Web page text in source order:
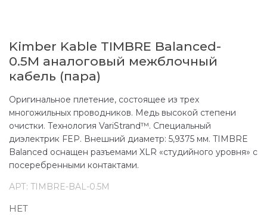
Kimber Kable TIMBRE Balanced-
0.5M аналоговый межблочный
кабель (пара)
Оригинальное плетение, состоящее из трех
многожильных проводников. Медь высокой степени
очистки. Технология VariStrand™. Специальный
диэлектрик FEP. Внешний диаметр: 5,9375 мм. TIMBRE
Balanced оснащен разъемами XLR «студийного уровня» с
посеребренными контактами.
АРТ: TIMBRE-BAL-0.5M
НЕТ